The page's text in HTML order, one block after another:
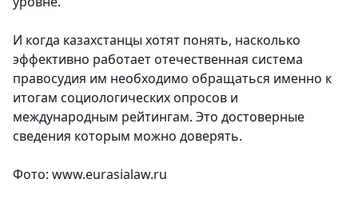
И когда казахстанцы хотят понять, насколько
эффективно работает отечественная система
правосудия им необходимо обращаться именно к
итогам социологических опросов и
международным рейтингам. Это достоверные
сведения которым можно доверять.
Фото: www.eurasialaw.ru